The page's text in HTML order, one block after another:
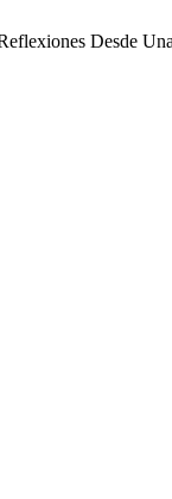
Desde